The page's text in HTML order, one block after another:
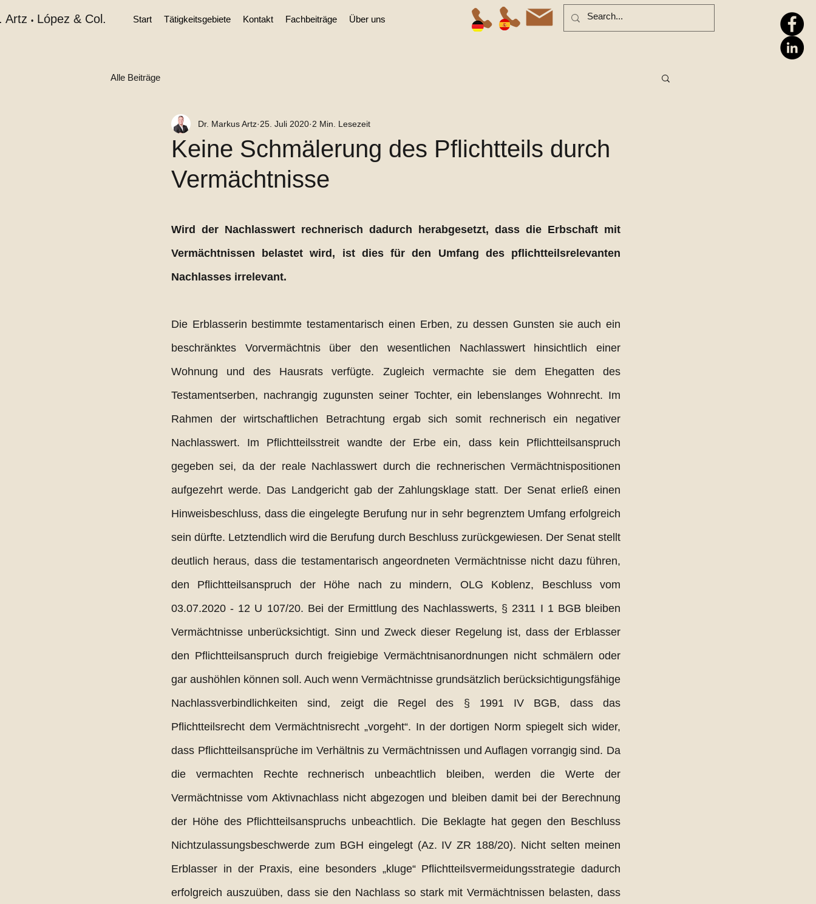
Artz • López & Col. Start Tätigkeitsgebiete Kontakt Fachbeiträge Über uns
Alle Beiträge
Keine Schmälerung des Pflichtteils durch
Vermächtnisse
Dr. Markus Artz 25. Juli 2020 2 Min. Lesezeit
Wird der Nachlasswert rechnerisch dadurch herabgesetzt, dass die Erbschaft mit
Vermächtnissen belastet wird, ist dies für den Umfang des pflichtteilsrelevanten
Nachlasses irrelevant.
Die Erblasserin bestimmte testamentarisch einen Erben, zu dessen Gunsten sie auch ein
beschränktes Vorvermächtnis über den wesentlichen Nachlasswert hinsichtlich einer
Wohnung und des Hausrats verfügte. Zugleich vermachte sie dem Ehegatten des
Testamentserben, nachrangig zugunsten seiner Tochter, ein lebenslanges Wohnrecht. Im
Rahmen der wirtschaftlichen Betrachtung ergab sich somit rechnerisch ein negativer
Nachlasswert. Im Pflichtteilsstreit wandte der Erbe ein, dass kein Pflichtteilsanspruch
gegeben sei, da der reale Nachlasswert durch die rechnerischen Vermächtnispositionen
aufgezehrt werde. Das Landgericht gab der Zahlungsklage statt. Der Senat erließ einen
Hinweisbeschluss, dass die eingelegte Berufung nur in sehr begrenztem Umfang erfolgreich
sein dürfte. Letztendlich wird die Berufung durch Beschluss zurückgewiesen. Der Senat stellt
deutlich heraus, dass die testamentarisch angeordneten Vermächtnisse nicht dazu führen,
den Pflichtteilsanspruch der Höhe nach zu mindern, OLG Koblenz, Beschluss vom
03.07.2020 - 12 U 107/20. Bei der Ermittlung des Nachlasswerts, § 2311 I 1 BGB bleiben
Vermächtnisse unberücksichtigt. Sinn und Zweck dieser Regelung ist, dass der Erblasser
den Pflichtteilsanspruch durch freigiebige Vermächtnisanordnungen nicht schmälern oder
gar aushöhlen können soll. Auch wenn Vermächtnisse grundsätzlich berücksichtigungsfähige
Nachlassverbindlichkeiten sind, zeigt die Regel des § 1991 IV BGB, dass das
Pflichtteilsrecht dem Vermächtnisrecht „vorgeht“. In der dortigen Norm spiegelt sich wider,
dass Pflichtteilsansprüche im Verhältnis zu Vermächtnissen und Auflagen vorrangig sind. Da
die vermachten Rechte rechnerisch unbeachtlich bleiben, werden die Werte der
Vermächtnisse vom Aktivnachlass nicht abgezogen und bleiben damit bei der Berechnung
der Höhe des Pflichtteilsanspruchs unbeachtlich. Die Beklagte hat gegen den Beschluss
Nichtzulassungsbeschwerde zum BGH eingelegt (Az. IV ZR 188/20). Nicht selten meinen
Erblasser in der Praxis, eine besonders „kluge“ Pflichtteilsvermeidungsstrategie dadurch
erfolgreich auszuüben, dass sie den Nachlass so stark mit Vermächtnissen belasten, dass